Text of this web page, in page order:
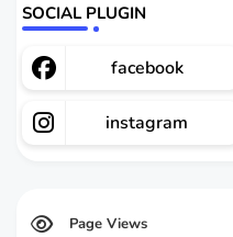
SOCIAL PLUGIN
facebook
instagram